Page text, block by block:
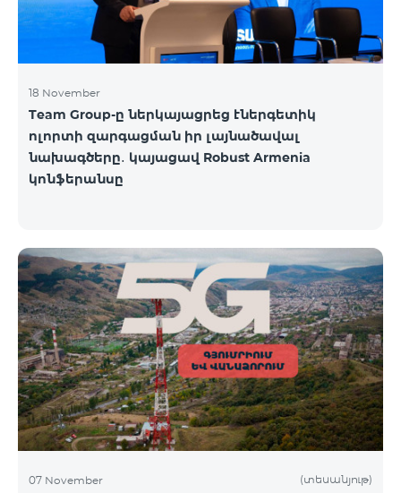
18 November
Team Group-ը ներկայացրեց էներգետիկ
ոլորտի զարգացման իր լայնածավալ
նախագծերը․ կայացավ Robust Armenia
կոնֆերանսը
07 November (տեսանյութ)